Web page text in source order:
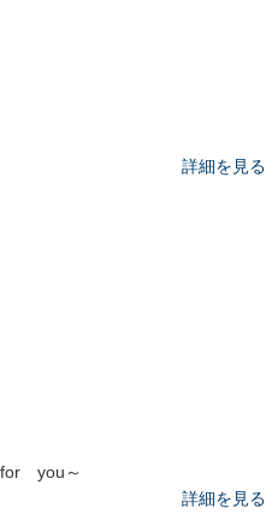
詳細を見る
you～
詳細を見る